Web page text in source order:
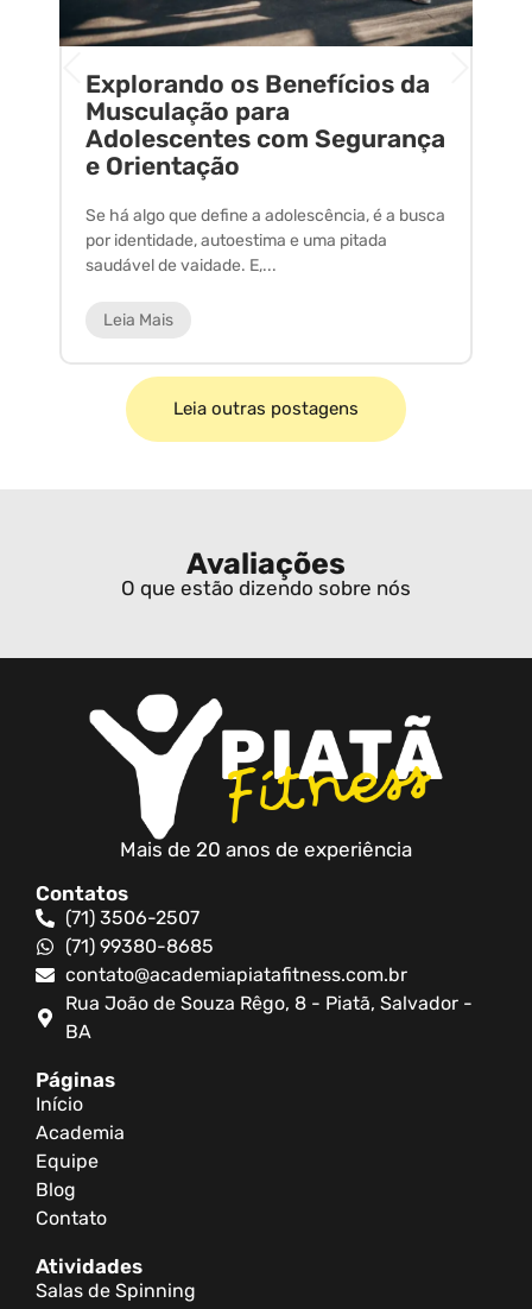
Explorando os Benefícios da
Musculação para
Adolescentes com Segurança
e Orientação
Se há algo que define a adolescência, é a busca
por identidade, autoestima e uma pitada
saudável de vaidade. E,...
Leia Mais
Leia outras postagens
Avaliações
O que estão dizendo sobre nós
Mais de 20 anos de experiência
Contatos
(71) 3506-2507
(71) 99380-8685
contato@academiapiatafitness.com.br
Rua João de Souza Rêgo, 8 - Piatã, Salvador -
BA
Páginas
Início
Academia
Equipe
Blog
Contato
Atividades
Salas de Spinning